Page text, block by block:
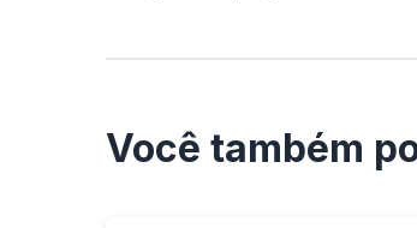
Você também